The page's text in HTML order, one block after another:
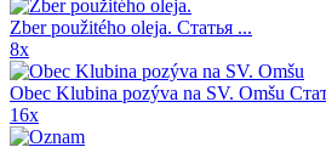
Zber použitého oleja. Статья ...
8x
Obec Klubina pozýva na SV. Omšu
16x